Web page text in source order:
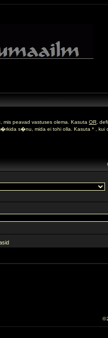
mis peavad vastuses olema. Kasuta OR ,
s�nu, mida ei tohi olla. Kasuta * , kui
©